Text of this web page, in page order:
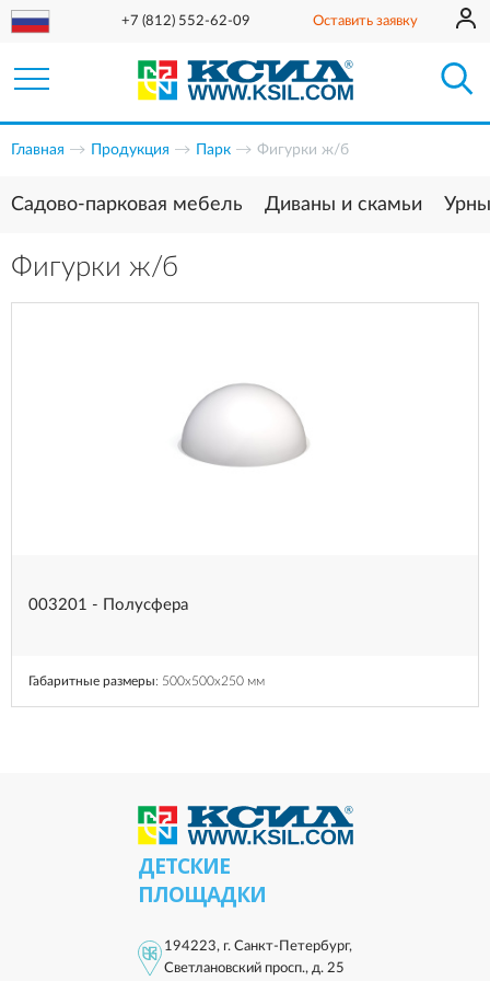
+7 (812) 552-62-09 Оставить заявку
Главная Продукция Парк Фигурки ж/б
Садово-парковая мебель Диваны и скамьи Урны
Фигурки ж/б
003201 - Полусфера
Габаритные размеры: 500x500x250 мм
ДЕТСКИЕ
ПЛОЩАДКИ
194223, г. Санкт-Петербург,
Светлановский просп., д. 25